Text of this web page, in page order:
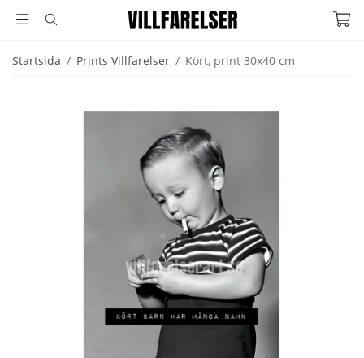
Startsida / Prints Villfarelser / Kört, print 30x40 cm